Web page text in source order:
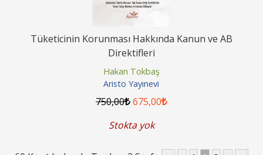
Tüketicinin Korunması Hakkında Kanun ve AB
Direktifleri
Hakan Tokbaş
Aristo Yayınevi
750,00 675,00
Stokta yok